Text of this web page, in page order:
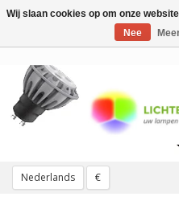
Nederlands €
Toggle
Wij slaan cookies op om onze
Nee